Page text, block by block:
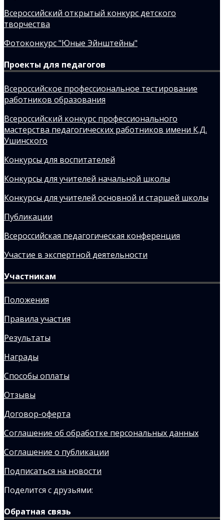
Всероссийский открытый конкурс детского
творчества
Фотоконкурс "Юные Эйнштейны"
Проекты для педагогов
Всероссийское профессиональное тестирование
работников образования
Всероссийский конкурс профессионального
мастерства педагогических работников имени К.Д.
Ушинского
Конкурсы для воспитателей
Конкурсы для учителей начальной школы
Конкурсы для учителей основной и старшей школы
Публикации
Всероссийская педагогическая конференция
Участие в экспертной деятельности
Участникам
Положения
Правила участия
Результаты
Награды
Способы оплаты
Отзывы
Договор-оферта
Соглашение об обработке персональных данных
Соглашение о публикации
Подписаться на новости
Поделится с друзьями:
Обратная связь